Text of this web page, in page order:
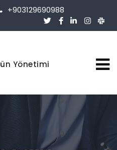
+903129690988
Yönetimi